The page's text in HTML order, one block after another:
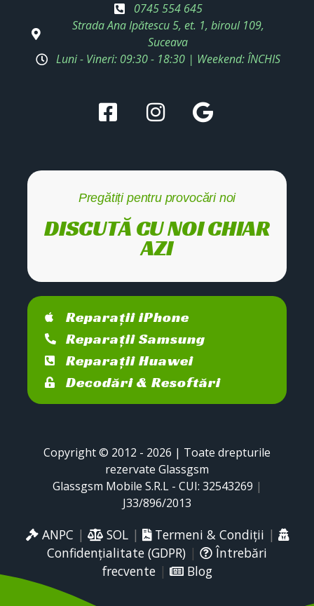
0745 554 645
Strada Ana Ipătescu 5, et. 1, biroul 109,
Suceava
Luni - Vineri: 09:30 - 18:30 | Weekend: ÎNCHIS
Pregătiți pentru provocări noi
DISCUTĂ CU NOI CHIAR
AZI
Reparații iPhone
Reparații Samsung
Reparații Huawei
Decodări & Resoftări
Copyright © 2012 - 2026 | Toate drepturile
rezervate Glassgsm
Glassgsm Mobile S.R.L - CUI: 32543269 |
J33/896/2013
ANPC | SOL| Termeni & Condiții |
Confidențialitate (GDPR) |
Întrebări
frecvente| Blog